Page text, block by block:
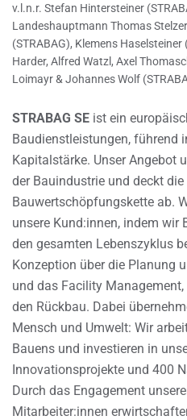
v.l.n.r. Stefan Hintersteiner
Landeshauptmann Thomas
(STRABAG), Klemens Haselsteiner
Harder, Alfred Watzl, Axel
Loimayr & Johannes Wolf
STRABAG SE ist ein
Baudienstleistungen, führend
Kapitalstärke. Unser Angebot
der Bauindustrie und deckt
Bauwertschöpfungskette ab.
unsere Kund:innen, indem wir
den gesamten Lebenszyklus
Konzeption über die Planung
und das Facility
den Rückbau. Dabei
Mensch und Umwelt: Wir
Bauens und investieren in
Innovationsprojekte und 400
Durch das Engagement
Mitarbeiter:innen